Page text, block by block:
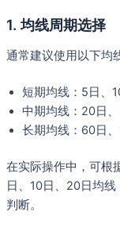
1. 均线周期选择
通常建议使用以下均
短期均线：5日、
中期均线：20日
长期均线：60日
在实际操作中，可根
日、10日、20日均
判断。